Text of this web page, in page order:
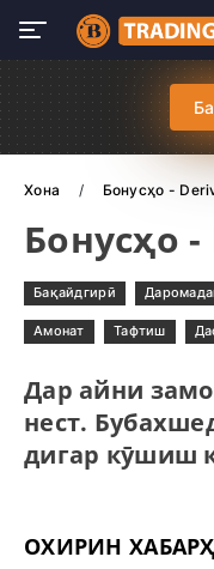
Хона Бонусҳо -
Бонусҳо
Бақайдгирӣ
Амонат Тафтиш
Дар айни
нест.
дигар кӯшиш
ОХИРИН